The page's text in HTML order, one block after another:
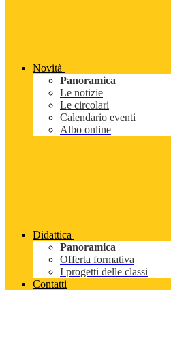
Novità
Panoramica
Le notizie
Le circolari
Calendario eventi
Albo online
Didattica
Panoramica
Offerta formativa
I progetti delle classi
Contatti